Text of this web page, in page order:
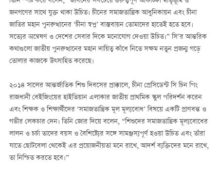
জনগণের সাথে যুক্ত থাকা উচিত। চীনের সমাজতান্ত্রিক আধুনিকায়ন এবং চীনা
জাতির মহান পুনরুত্থানের ‘চীনা স্বপ্ন’ বাস্তবায়ন তোমাদের হাতেই হতে হবে।
সত্যের অন্বেষণ ও দেশের সেবার দিকে মনোযোগ দেওয়া উচিত।” সি’র আন্তরিক
কথাগুলো জাতীয় পুনরুত্থানের মহান দায়িত্ব কাঁধে নিতে সক্ষম নতুন প্রজন্ম গড়ে
তোলার কাজকে উত্সাহিত করেছে।
২০১৪ সালের আন্তর্জাতিক শিশু দিবসের প্রাক্কালে, চীনা প্রেসিডেন্ট সি চিন পিং
রাজধানী বেইজিংয়ের হাইতিয়ান এলাকার জাতীয় প্রাথমিক স্কুল পরিদর্শন করেন
এবং শিক্ষক ও শিক্ষার্থীদের ‘সমাজতান্ত্রিক মূল মূল্যবোধ’ বিষয়ে একটি প্রাণবন্ত ও
গভীর লেকচার দেন। তিনি জোর দিয়ে বলেন, “শিশুদের সমাজতান্ত্রিক মূল্যবোধের
লালন ও চর্চা তাদের বয়স ও বৈশিষ্ট্যের সঙ্গে সামঞ্জস্যপূর্ণ হওয়া উচিত এবং তাঁরা
যাতে ছোটবেলা থেকেই এর প্রয়োজনীয়তা মনে রাখে, আদর্শ ব্যক্তিদের মনে রাখে,
তা নিশ্চিত করতে হবে।”